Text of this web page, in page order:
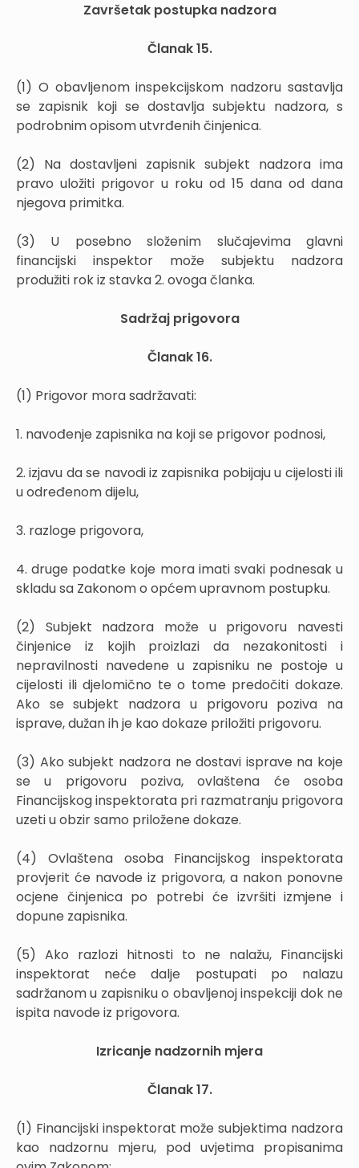
Završetak postupka nadzora
Članak 15.
(1) O obavljenom inspekcijskom nadzoru sastavlja
se zapisnik koji se dostavlja subjektu nadzora, s
podrobnim opisom utvrđenih činjenica.
(2) Na dostavljeni zapisnik subjekt nadzora ima
pravo uložiti prigovor u roku od 15 dana od dana
njegova primitka.
(3) U posebno složenim slučajevima glavni
financijski inspektor može subjektu nadzora
produžiti rok iz stavka 2. ovoga članka.
Sadržaj prigovora
Članak 16.
(1) Prigovor mora sadržavati:
1. navođenje zapisnika na koji se prigovor podnosi,
2. izjavu da se navodi iz zapisnika pobijaju u cijelosti ili
u određenom dijelu,
3. razloge prigovora,
4. druge podatke koje mora imati svaki podnesak u
skladu sa Zakonom o općem upravnom postupku.
(2) Subjekt nadzora može u prigovoru navesti
činjenice iz kojih proizlazi da nezakonitosti i
nepravilnosti navedene u zapisniku ne postoje u
cijelosti ili djelomično te o tome predočiti dokaze.
Ako se subjekt nadzora u prigovoru poziva na
isprave, dužan ih je kao dokaze priložiti prigovoru.
(3) Ako subjekt nadzora ne dostavi isprave na koje
se u prigovoru poziva, ovlaštena će osoba
Financijskog inspektorata pri razmatranju prigovora
uzeti u obzir samo priložene dokaze.
(4) Ovlaštena osoba Financijskog inspektorata
provjerit će navode iz prigovora, a nakon ponovne
ocjene činjenica po potrebi će izvršiti izmjene i
dopune zapisnika.
(5) Ako razlozi hitnosti to ne nalažu, Financijski
inspektorat neće dalje postupati po nalazu
sadržanom u zapisniku o obavljenoj inspekciji dok ne
ispita navode iz prigovora.
Izricanje nadzornih mjera
Članak 17.
(1) Financijski inspektorat može subjektima nadzora
kao nadzornu mjeru, pod uvjetima propisanima